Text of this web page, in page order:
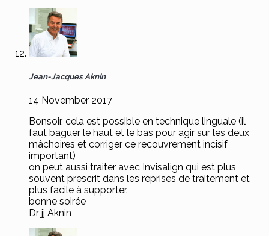
Jean-Jacques Aknin
14 November 2017
Bonsoir, cela est possible en technique linguale (il
faut baguer le haut et le bas pour agir sur les deux
mâchoires et corriger ce recouvrement incisif
important)
on peut aussi traiter avec Invisalign qui est plus
souvent prescrit dans les reprises de traitement et
plus facile à supporter.
bonne soirée
Dr jj Aknin